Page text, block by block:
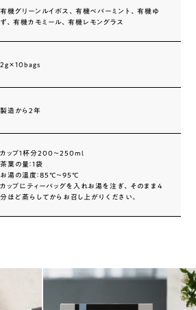
有機グリーンルイボス、有機ペパーミント、有機ゆ
ず、有機カモミール、有機レモングラス
2g×10bags
製造から2年
カップ１杯分200〜250ml
茶葉の量：1袋
お湯の温度：85℃〜95℃
カップにティーバッグを入れお湯を注ぎ、そのまま4
分ほど蒸らしてからお召し上がりください。